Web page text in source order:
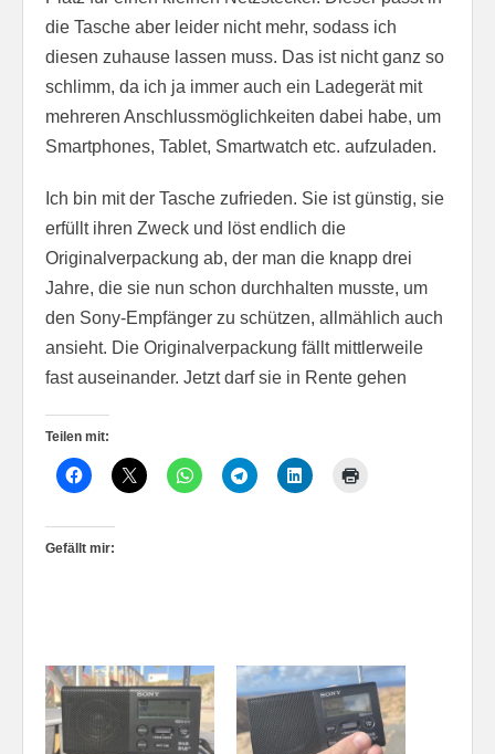
die Tasche aber leider nicht mehr, sodass ich
diesen zuhause lassen muss. Das ist nicht ganz so
schlimm, da ich ja immer auch ein Ladegerät mit
mehreren Anschlussmöglichkeiten dabei habe, um
Smartphones, Tablet, Smartwatch etc. aufzuladen.
Ich bin mit der Tasche zufrieden. Sie ist günstig, sie
erfüllt ihren Zweck und löst endlich die
Originalverpackung ab, der man die knapp drei
Jahre, die sie nun schon durchhalten musste, um
den Sony-Empfänger zu schützen, allmählich auch
ansieht. Die Originalverpackung fällt mittlerweile
fast auseinander. Jetzt darf sie in Rente gehen
Teilen mit:
Gefällt mir: